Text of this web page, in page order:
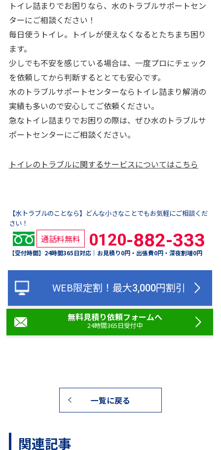
トイレ詰まりでお困りなら、水のトラブルサポートセン
ターにご相談ください！
毎日使うトイレ。トイレが使えなくなるとたちまち困り
ます。
少しでも不安を感じている場合は、一度プロにチェック
を依頼してから判断するととても安心です。
水のトラブルサポートセンターならトイレ詰まり解消の
実績も多いので安心してご依頼ください。
急なトイレ詰まりでお困りの際は、ぜひ水のトラブルサ
ポートセンターにご相談ください。
トイレのトラブルに関するサービスについてはこちら
【水トラブルのことなら】どんな小さなことでもお気軽にご相談くだ
さい！
通話料無料 0120-882-333
【受付時間】 24時間365日対応｜お見積り0円・出張費0円・深夜割増0円
無料見積り依頼フォームへ
24時間365日受付中
WEB限定割！ 最大3,000円割引
一覧に戻る
関連記事